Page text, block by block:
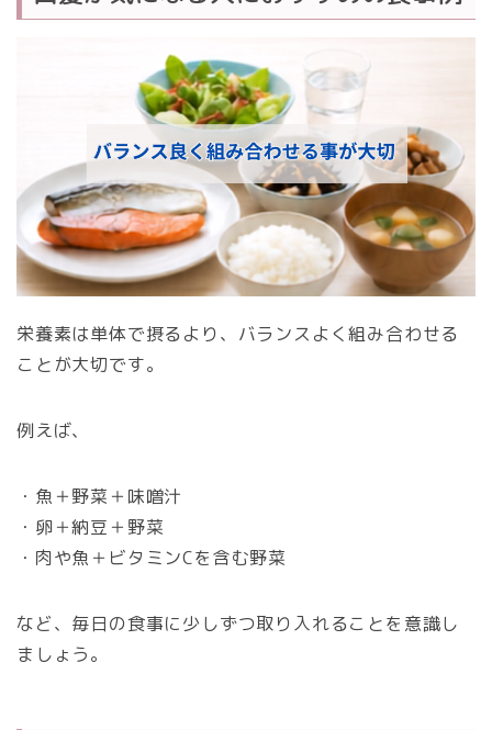
栄養素は単体で摂るより、バランスよく組み合わせる
ことが大切です。
例えば、
・魚＋野菜＋味噌汁
・卵＋納豆＋野菜
・肉や魚＋ビタミンCを含む野菜
など、毎日の食事に少しずつ取り入れることを意識し
ましょう。